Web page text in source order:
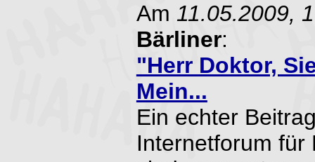
Am 11.05.2009,
Bärliner:
"Herr Doktor,
Mein...
Ein echter
Internetforum für